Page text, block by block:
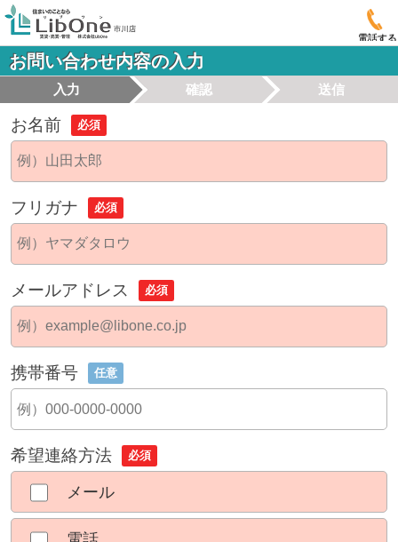
電話する
お問い合わせ内容の入力
入力 確認 送信
お名前 必須
フリガナ 必須
メールアドレス 必須
携帯番号 任意
希望連絡方法 必須
メール